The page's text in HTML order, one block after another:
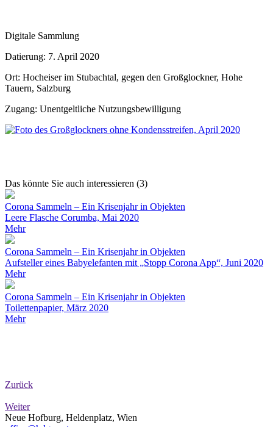
Digitale Sammlung
Datierung: 7. April 2020
Ort: Hocheiser im Stubachtal, gegen den Großglockner, Hohe
Tauern, Salzburg
Zugang: Unentgeltliche Nutzungsbewilligung
Das könnte Sie auch interessieren (3)
Corona Sammeln – Ein Krisenjahr in Objekten
Leere Flasche Corumba, Mai 2020
Mehr
Corona Sammeln – Ein Krisenjahr in Objekten
Aufsteller eines Babyelefanten mit „Stopp Corona App“, Juni 2020
Mehr
Corona Sammeln – Ein Krisenjahr in Objekten
Toilettenpapier, März 2020
Mehr
Zurück
Weiter
Neue Hofburg, Heldenplatz, Wien